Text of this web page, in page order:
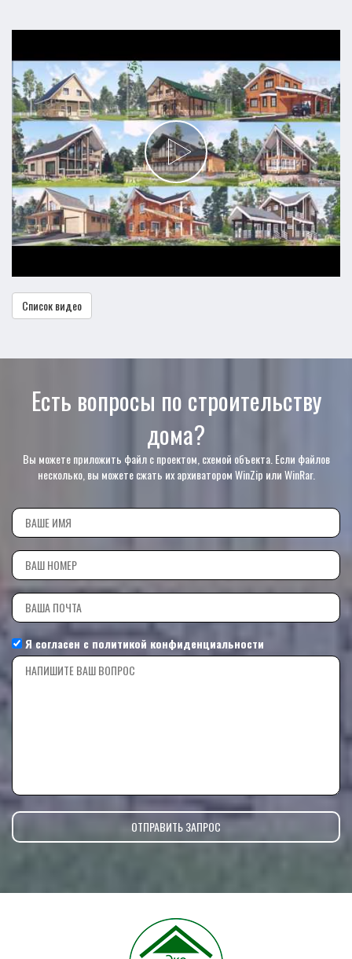
Список видео
Есть вопросы по строительству
дома?
Вы можете приложить файл с проектом, схемой объекта. Если файлов
несколько, вы можете сжать их архиватором WinZip или WinRar.
Я согласен с политикой конфиденциальности